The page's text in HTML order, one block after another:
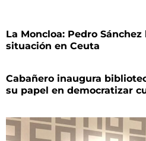
La Moncloa: Pedro
situación en Ceuta
Cabañero inaugura
su papel en democratizar